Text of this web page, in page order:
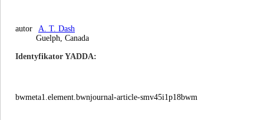
autor
A. T. Dash
Guelph, Canada
Identyfikator YADDA
bwmeta1.element.bwnjournal-article-smv45i1p18bwm